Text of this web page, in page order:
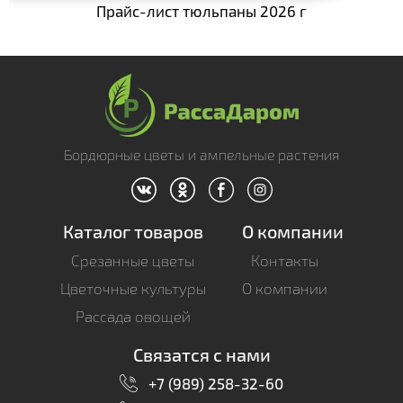
- Катарантус
- Лобелия
- Молодило
- Мюленбекия
Прайс-лист тюльпаны 2026 г
Бордюрные цветы и ампельные растения
Каталог товаров
Срезанные цветы
Цветочные культуры
Рассада овощей
О компании
Контакты
О компании
Связатся с нами
+7 (989) 258-32-60